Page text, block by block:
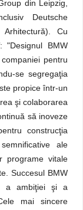
din Leipzig,
Deutsche
Cu
"Designul BMW
pentru
se segregaţia
propice într-un
şi colaborarea
să inoveze
construcţia
ale
programe vitale
Succesul BMW
a ambiţiei şi a
mai sincere